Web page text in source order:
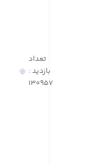
تعداد
بازدید :
130957